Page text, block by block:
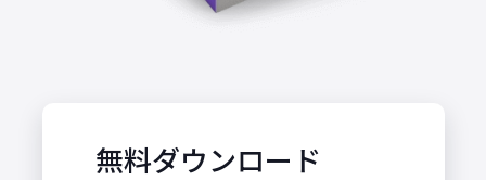
無料ダウンロード